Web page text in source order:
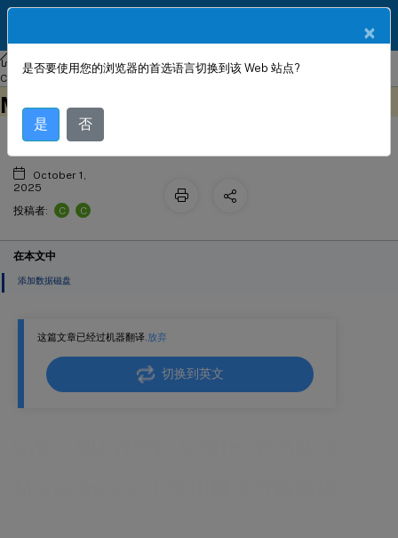
Citrix SD-WAN Center Citrix SD-WANCenter
Citrix SD-WAN
Center 11.3
这篇文章已经过机器翻译.放弃
切换到英文
Citrix SD-WAN™Center 在 Azure
Marketplace 上使用解决方案模板
October 1,
2025
投稿者:
C C
在本文中
添加数据磁盘
×
是否要使用您的浏览器的首选语言切换到该 Web 站点?
是 否